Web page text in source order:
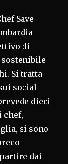
Save
di
sostenibile
Si tratta
social
dieci
chef,
si sono
dai